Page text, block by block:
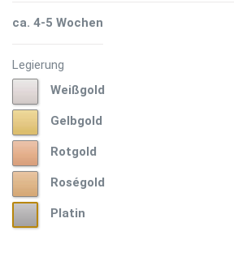
ca. 4-5 Wochen
Legierung
WeißgoldWeißgold
GelbgoldGelbgold
RotgoldRotgold
RoségoldRoségold
Platin